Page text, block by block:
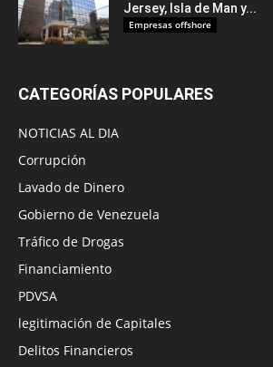
Jersey, Isla de Man y...
Empresas offshore
CATEGORÍAS POPULARES
NOTICIAS AL DIA
Corrupción
Lavado de Dinero
Gobierno de Venezuela
Tráfico de Drogas
Financiamiento
PDVSA
legitimación de Capitales
Delitos Financieros